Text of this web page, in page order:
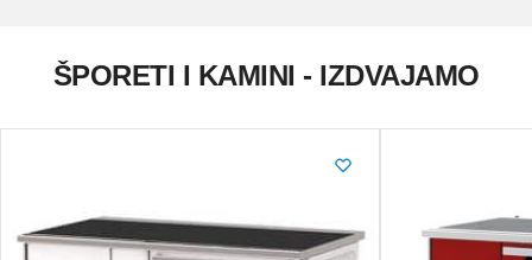
ŠPORETI I KAMINI - IZDVAJAMO